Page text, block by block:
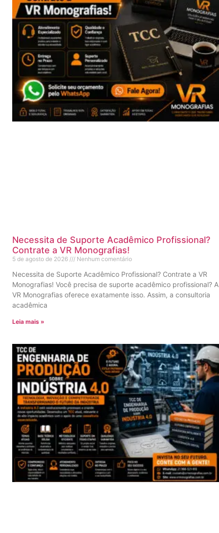
Necessita de Suporte Acadêmico Profissional?
Contrate a VR Monografias!
5 de agosto de 2026 Nenhum comentário
Necessita de Suporte Acadêmico Profissional? Contrate a VR
Monografias! Você precisa de suporte acadêmico profissional? A
VR Monografias oferece exatamente isso. Assim, a consultoria
acadêmica
Leia mais »